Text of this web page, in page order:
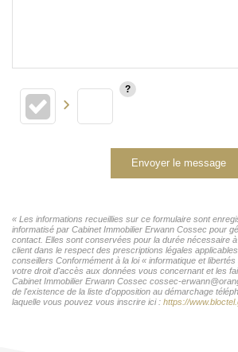
Envoyer le message
« Les informations recueillies sur ce formulaire sont
informatisé par Cabinet Immobilier Erwann Cossec pour
contact. Elles sont conservées pour la durée nécessaire
client dans le respect des prescriptions légales
conseillers Conformément à la loi « informatique et
votre droit d'accès aux données vous concernant et les
Cabinet Immobilier Erwann Cossec cossec-
de l'existence de la liste d'opposition au démarchage
laquelle vous pouvez vous inscrire ici : https://